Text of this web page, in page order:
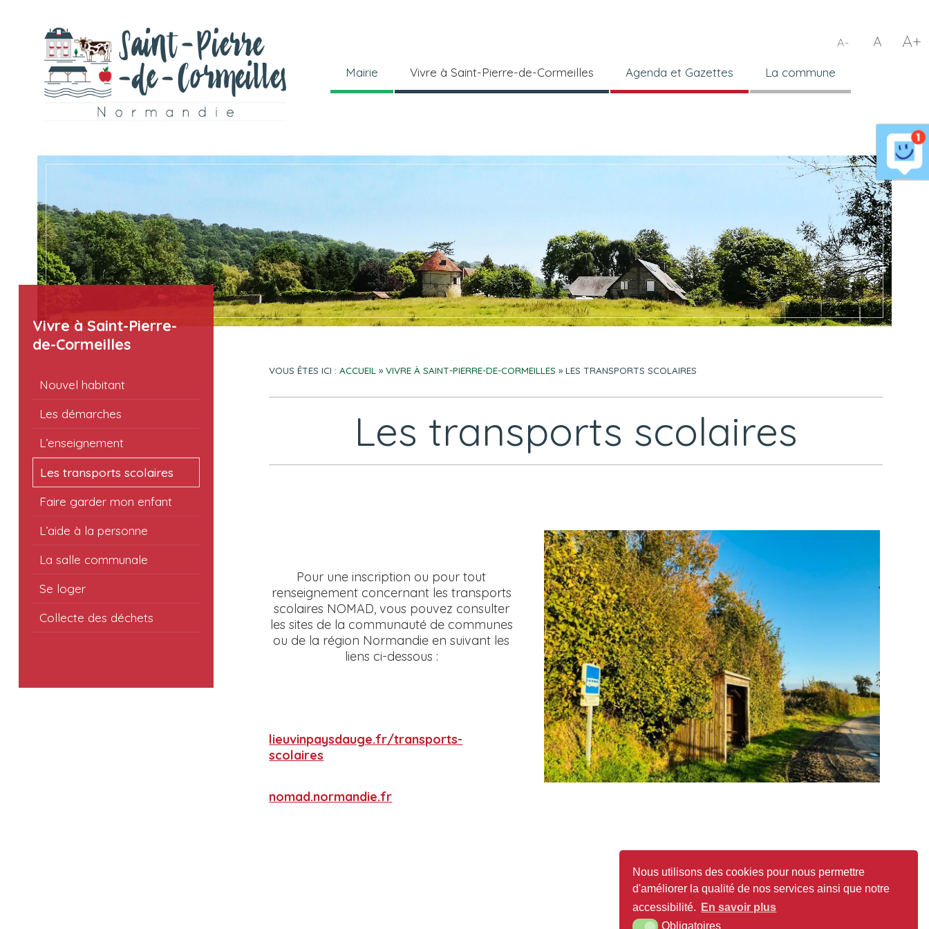
Nous utilisons des cookies pour nous permettre
d'améliorer la qualité de nos services ainsi que notre
accessibilité.
En savoir plus
Obligatoires
A+
A
A-
Mairie Vivre à Saint-Pierre-de-Cormeilles Agenda et Gazettes La commune
Vivre à Saint-Pierre-
de-Cormeilles
Nouvel habitant
Les démarches
L’enseignement
Les transports scolaires
Faire garder mon enfant
L’aide à la personne
La salle communale
Se loger
Collecte des déchets
VOUS ÊTES ICI :ACCUEIL »VIVRE À SAINT-PIERRE-DE-CORMEILLES »LES TRANSPORTS SCOLAIRES
Les transports scolaires
Pour une inscription ou pour tout
renseignement concernant les transports
scolaires NOMAD, vous pouvez consulter
les sites de la communauté de communes
ou de la région Normandie en suivant les
liens ci-dessous :
lieuvinpaysdauge.fr/transports-
scolaires
nomad.normandie.fr